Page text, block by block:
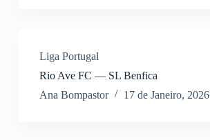
Liga Portugal
Rio Ave FC — SL Benfica
Ana Bompastor
17 de Janeiro, 2026